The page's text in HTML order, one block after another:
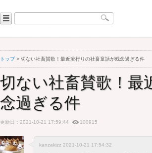
トップ> 切ない社畜賛歌！最近流行りの社畜童話が残念過ぎる件
切ない社畜賛歌！最
念過ぎる件
更新日：2021-10-21 17:59:44 100915
kanzakizz 2021-10-21 17:54:32